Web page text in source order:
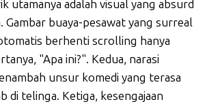
utamanya adalah visual yang absurd
Gambar buaya-pesawat yang surreal
berhenti scrolling hanya
"Apa ini?". Kedua, narasi
unsur komedi yang terasa
di telinga. Ketiga, kesengajaan